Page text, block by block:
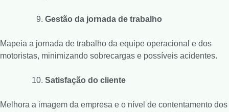
Gestão da jornada de trabalho
Mapeia a jornada de trabalho da equipe operacional e dos
motoristas, minimizando sobrecargas e possíveis acidentes.
Satisfação do cliente
Melhora a imagem da empresa e o nível de contentamento dos